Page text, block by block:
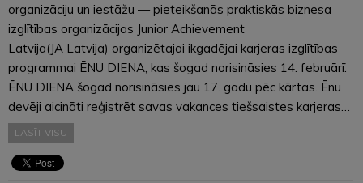
organizāciju un iestāžu — pieteikšanās praktiskās biznesa
izglītības organizācijas Junior Achievement
Latvija(JA Latvija) organizētajai ikgadējai karjeras izglītības
programmai ĒNU DIENA, kas šogad norisināsies 14. februārī.
ĒNU DIENA šogad norisināsies jau 17. gadu pēc kārtas. Ēnu
devēji aicināti reģistrēt savas vakances tiešsaistes karjeras…
LASĪT VISU